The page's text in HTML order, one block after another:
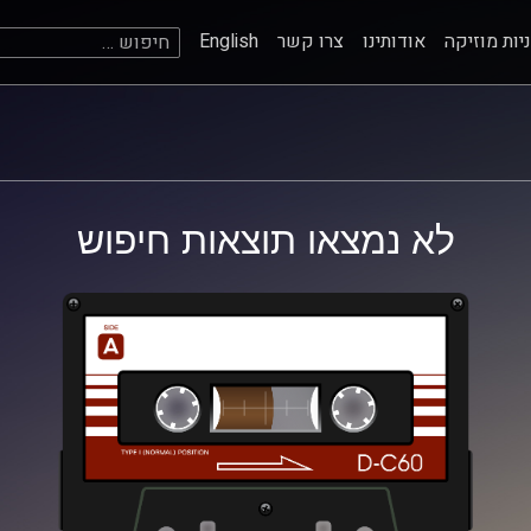
מוזיקה אודותינו צרו קשר English חיפוש:
לא נמצאו תוצאות חיפוש